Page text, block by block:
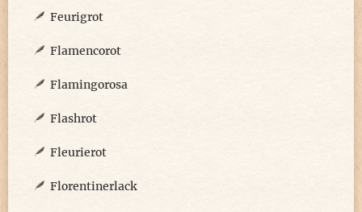
Feurigrot
Flamencorot
Flamingorosa
Flashrot
Fleurierot
Florentinerlack